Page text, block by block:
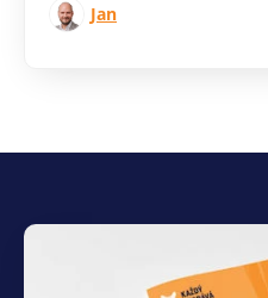
Jan